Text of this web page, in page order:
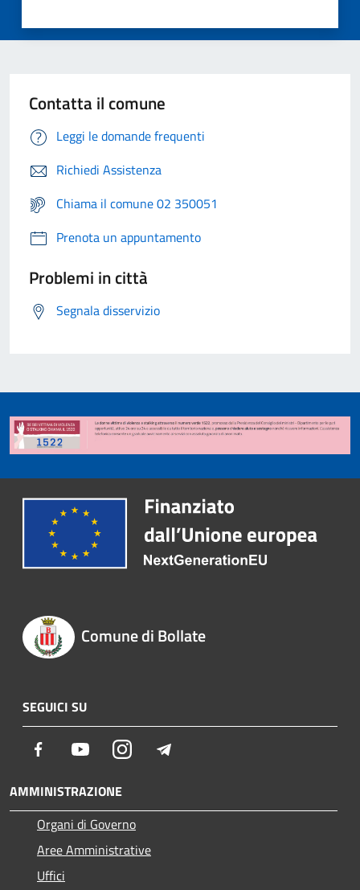
Contatta il comune
Leggi le domande frequenti
Richiedi Assistenza
Chiama il comune 02 350051
Prenota un appuntamento
Problemi in città
Segnala disservizio
Comune di Bollate
SEGUICI SU
Facebook YoutubeInstagram
AMMINISTRAZIONE
Organi di Governo
Aree Amministrative
Uffici